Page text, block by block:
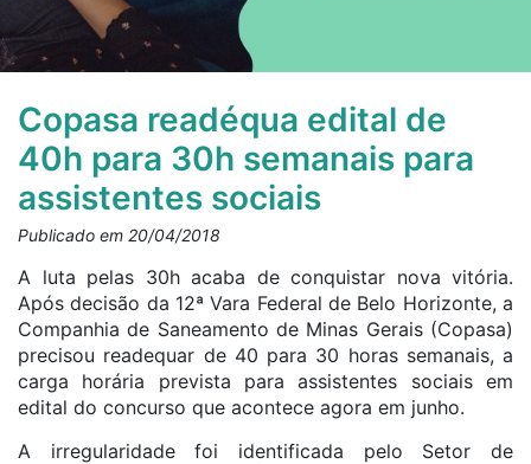
Copasa readéqua edital de
40h para 30h semanais para
assistentes sociais
Publicado em 20/04/2018
A luta pelas 30h acaba de conquistar nova vitória.
Após decisão da 12ª Vara Federal de Belo Horizonte, a
Companhia de Saneamento de Minas Gerais (Copasa)
precisou readequar de 40 para 30 horas semanais, a
carga horária prevista para assistentes sociais em
edital do concurso que acontece agora em junho.
A irregularidade foi identificada pelo Setor de